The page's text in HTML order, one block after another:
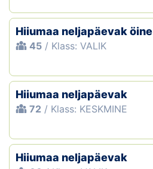
Hiiumaa neljapäevak öine
45 / Klass: VALIK
Hiiumaa neljapäevak
72 / Klass: KESKMINE
Hiiumaa neljapäevak